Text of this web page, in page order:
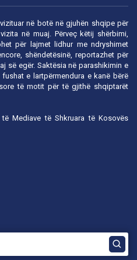
në botë në gjuhën shqipe për
në muaj. Përveç këtij shërbimi,
për lajmet lidhur me ndryshimet
shëndetësinë, reportazhet për
së egër. Saktësia në parashikimin e
e lartpërmendura e kanë bërë
të motit për të gjithë shqiptarët
të Mediave të Shkruara të Kosovës